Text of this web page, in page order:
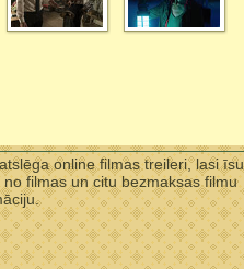
online filmas treileri, lasi īsu
filmas un citu bezmaksas filmu